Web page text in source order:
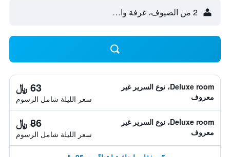
2 من الضيوف، غرفة واحدة
Deluxe room، نوع السرير غير
معروف
63 ﷼
سعر الليلة شامل الرسوم
Deluxe room، نوع السرير غير
معروف
86 ﷼
سعر الليلة شامل الرسوم